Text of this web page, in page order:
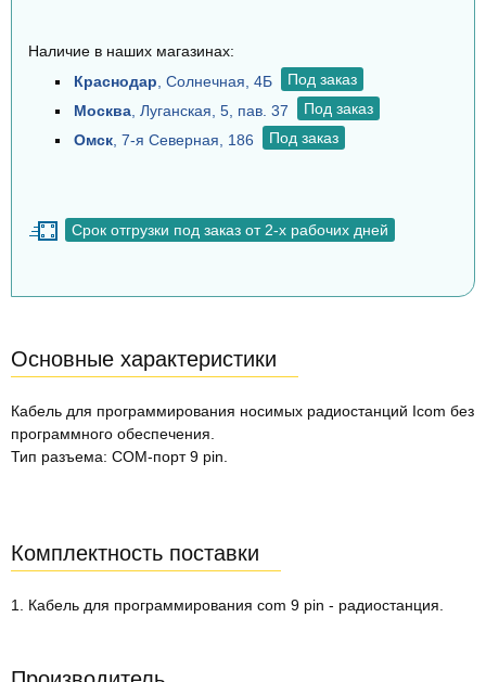
Наличие в наших магазинах:
Краснодар , Солнечная, 4Б
Под заказ
Москва , Луганская, 5, пав. 37
Под заказ
Омск , 7-я Северная, 186 Под заказ
Срок отгрузки под заказ от 2-х рабочих дней
Основные характеристики
Кабель для программирования носимых радиостанций Icom без
программного обеспечения.
Тип разъема: COM-порт 9 pin.
Комплектность поставки
1. Кабель для программирования com 9 pin - радиостанция.